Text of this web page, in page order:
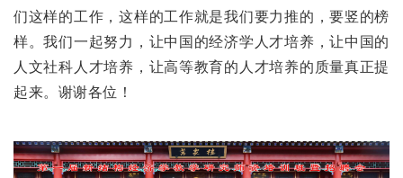
们这样的工作，这样的工作就是我们要力推的，要竖的榜
样。我们一起努力，让中国的经济学人才培养，让中国的
人文社科人才培养，让高等教育的人才培养的质量真正提
起来。谢谢各位！